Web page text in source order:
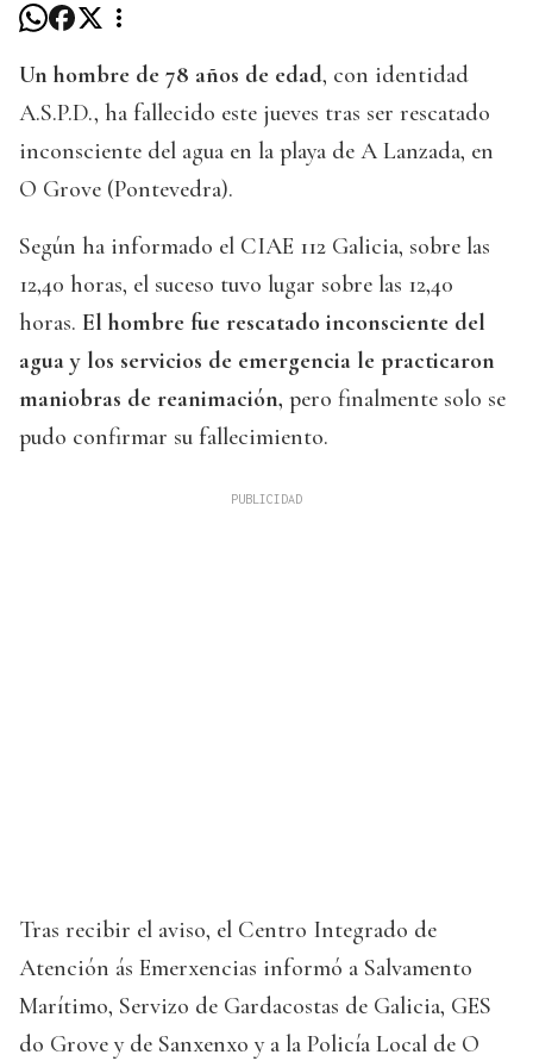
Un hombre de 78 años de edad, con identidad
A.S.P.D., ha fallecido este jueves tras ser rescatado
inconsciente del agua en la playa de A Lanzada, en
O Grove (Pontevedra).
Según ha informado el CIAE 112 Galicia, sobre las
12,40 horas, el suceso tuvo lugar sobre las 12,40
horas. El hombre fue rescatado inconsciente del
agua y los servicios de emergencia le practicaron
maniobras de reanimación, pero finalmente solo se
pudo confirmar su fallecimiento.
Tras recibir el aviso, el Centro Integrado de
Atención ás Emerxencias informó a Salvamento
Marítimo, Servizo de Gardacostas de Galicia, GES
do Grove y de Sanxenxo y a la Policía Local de O